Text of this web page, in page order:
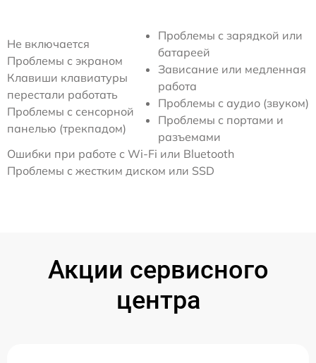
Не включается
Проблемы с экраном
Клавиши клавиатуры
перестали работать
Проблемы с сенсорной
панелью (трекпадом)
Проблемы с зарядкой или
батареей
Зависание или медленная
работа
Проблемы с аудио (звуком)
Проблемы с портами и
разъемами
Ошибки при работе с Wi-Fi или Bluetooth
Проблемы с жестким диском или SSD
Акции сервисного
центра